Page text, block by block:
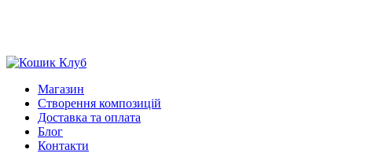
Магазин
Створення композицій
Доставка та оплата
Блог
Контакти